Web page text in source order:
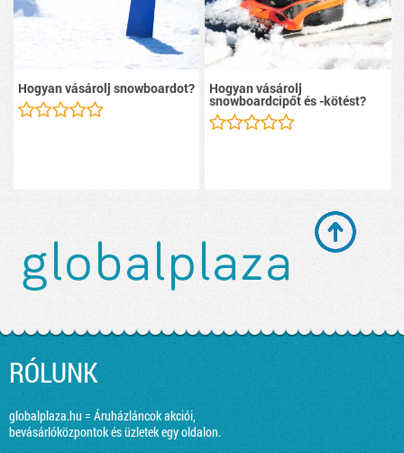
Hogyan vásárolj snowboardot? Hogyan vásárolj
snowboardcipőt és -kötést?
RÓLUNK
globalplaza.hu = Áruházláncok akciói,
bevásárlóközpontok és üzletek egy oldalon.